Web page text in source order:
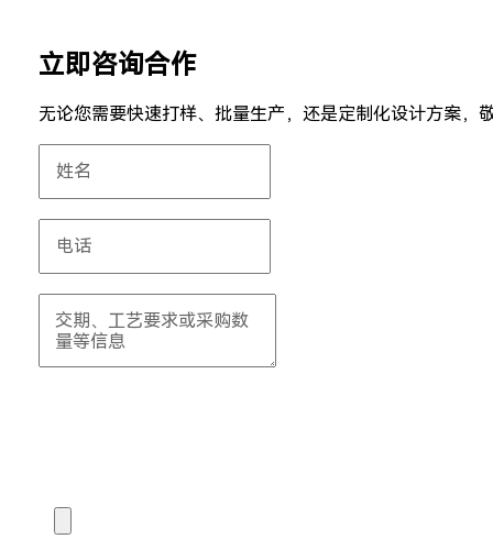
立即咨询合作
无论您需要快速打样、批量生产，还是定制化设计方案，